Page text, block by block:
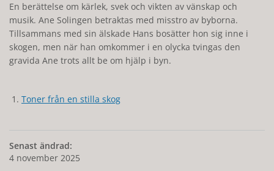
En berättelse om kärlek, svek och vikten av vänskap och
musik. Ane Solingen betraktas med misstro av byborna.
Tillsammans med sin älskade Hans bosätter hon sig inne i
skogen, men när han omkommer i en olycka tvingas den
gravida Ane trots allt be om hjälp i byn.
Toner från en stilla skog
Senast ändrad:
4 november 2025